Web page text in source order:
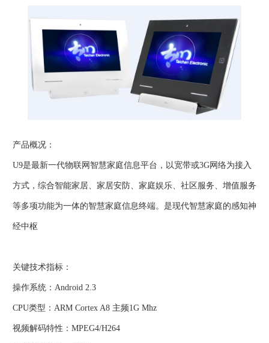
产品概况：
U9是最新一代物联网智慧家庭信息平台，以宽带或3G网络为接入
方式，综合智能家居、家居安防、家庭娱乐、社区服务、增值服务
等多项功能为一体的智慧家庭信息终端。是现代智慧家庭的感知神
经中枢
关键技术指标：
操作系统：Android 2.3
CPU类型：ARM Cortex A8 主频1G Mhz
视频解码特性：MPEG4/H264